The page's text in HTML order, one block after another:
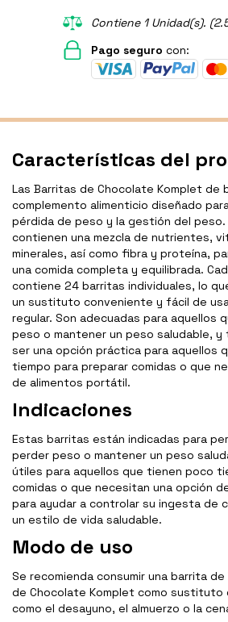
Contiene 1 Unidad(s).
Pago seguro con:
Características del
Las Barritas de Chocolate Komplet de
complemento alimenticio diseñado
pérdida de peso y la gestión del
contienen una mezcla de nutrientes,
minerales, así como fibra y proteína,
una comida completa y equilibrada.
contiene 24 barritas individuales, lo
un sustituto conveniente y fácil de
regular. Son adecuadas para aquellos
peso o mantener un peso saludable, y
ser una opción práctica para aquellos
tiempo para preparar comidas o que
de alimentos portátil.
Indicaciones
Estas barritas están indicadas para
perder peso o mantener un peso
útiles para aquellos que tienen poco
comidas o que necesitan una opción
para ayudar a controlar su ingesta de
un estilo de vida saludable.
Modo de uso
Se recomienda consumir una barrita de
de Chocolate Komplet como sustituto
como el desayuno, el almuerzo o la